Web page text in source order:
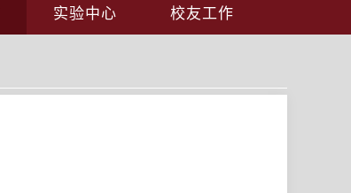
实验中心 校友工作